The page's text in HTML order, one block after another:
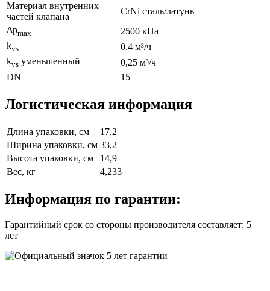
Материал внутренних
частeй клапана
CrNi сталь/латунь
Δpmax
2500 кПа
kvs
0.4 м³/ч
kvs уменьшенный
0,25 м³/ч
DN
15
Логистическая информация
Длина упаковки, см
17,2
Ширина упаковки, см 33,2
Высота упаковки, см
14,9
Вес, кг
4,233
Информация по гарантии:
Гарантийный срок со стороны производителя составляет: 5
лет